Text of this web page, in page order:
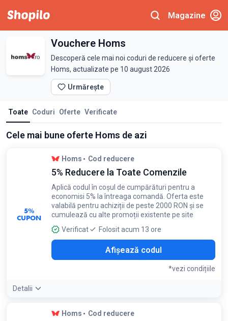
Magazine
Vouchere Homs
Descoperă cele mai noi coduri de reducere și oferte
Homs, actualizate pe 10 august 2026
Urmărește
Toate Coduri Oferte Verificate
Cele mai bune oferte Homs de azi
5%
CUPON
Homs Cod reducere
5% Reducere la Toate Comenzile
Aplică codul în coșul de cumpărături pentru a
economisi 5% la întreaga comandă. Oferta este
valabilă pentru achiziții de peste 2000 RON și se
cumulează cu alte promoții existente pe site
Verificat
Folosit acum 13 ore
Afișează codul
*vezi condițiile
Detalii
Homs Cod reducere